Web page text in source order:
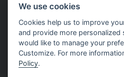
Step by steps
to solve a
We use cookies
Cookies help us to improve
and provide more
would like to manage your
Customize. For more
Policy.